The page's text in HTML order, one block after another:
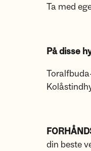
Ta med
På disse
din beste